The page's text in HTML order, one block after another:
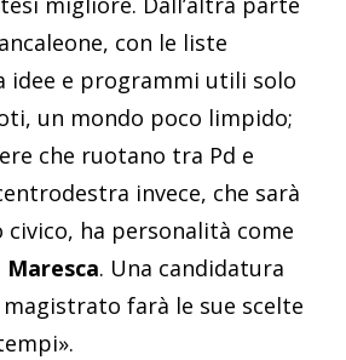
con le liste
idee e programmi utili solo
un mondo poco limpido;
che ruotano tra Pd e
invece, che sarà
ha personalità come
. Una candidatura
farà le sue scelte